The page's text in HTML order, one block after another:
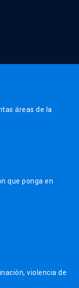
áreas de la
que ponga en
violencia de